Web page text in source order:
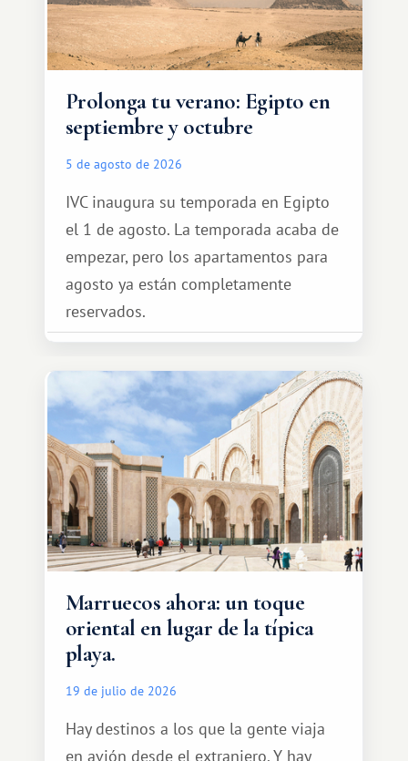
Prolonga tu verano: Egipto en
septiembre y octubre
5 de agosto de 2026
IVC inaugura su temporada en Egipto
el 1 de agosto. La temporada acaba de
empezar, pero los apartamentos para
agosto ya están completamente
reservados.
Marruecos ahora: un toque
oriental en lugar de la típica
playa.
19 de julio de 2026
Hay destinos a los que la gente viaja
en avión desde el extranjero. Y hay